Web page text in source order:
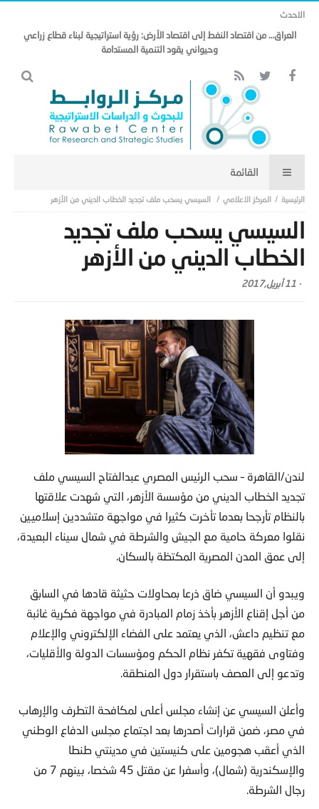
الاحدث
العراق… من اقتصاد النفط إلى اقتصاد الأرض: رؤية استراتيجية لبناء قطاع زراعي
وحيواني يقود التنمية المستدامة
المركز الاعلامي السيسي يسحب ملف تجديد الخطاب الديني من الأزهر
السيسي يسحب ملف تجديد
الخطاب الديني من الأزهر
- 11 أبريل,2017
لندن/القاهرة – سحب الرئيس المصري عبدالفتاح السيسي ملف
تجديد الخطاب الديني من مؤسسة الأزهر، التي شهدت علاقتها
بالنظام تأرجحا بعدما تأخرت كثيرا في مواجهة متشددين إسلاميين
نقلوا معركة حامية مع الجيش والشرطة في شمال سيناء البعيدة،
إلى عمق المدن المصرية المكتظة بالسكان.
ويبدو أن السيسي ضاق ذرعا بمحاولات حثيثة قادها في السابق
من أجل إقناع الأزهر بأخذ زمام المبادرة في مواجهة فكرية غائبة
مع تنظيم داعش، الذي يعتمد على الفضاء الإلكتروني والإعلام
وفتاوى فقهية تكفر نظام الحكم ومؤسسات الدولة والأقليات،
وتدعو إلى العصف باستقرار دول المنطقة.
وأعلن السيسي عن إنشاء مجلس أعلى لمكافحة التطرف والإرهاب
في مصر، ضمن قرارات أصدرها بعد اجتماع مجلس الدفاع الوطني
الذي أعقب هجومين على كنيستين في مدينتي طنطا
والإسكندرية (شمال)، وأسفرا عن مقتل 45 شخصا، بينهم 7 من
رجال الشرطة.